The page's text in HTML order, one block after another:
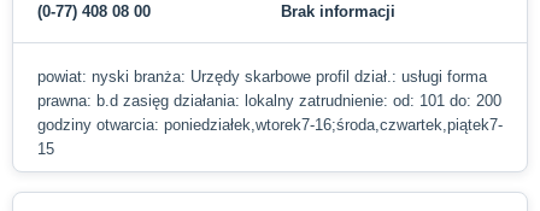
(0-77) 408 08 00 Brak informacji
powiat: nyski branża: Urzędy skarbowe profil dział.: usługi forma
prawna: b.d zasięg działania: lokalny zatrudnienie: od: 101 do: 200
godziny otwarcia: poniedziałek,wtorek7-16;środa,czwartek,piątek7-
15